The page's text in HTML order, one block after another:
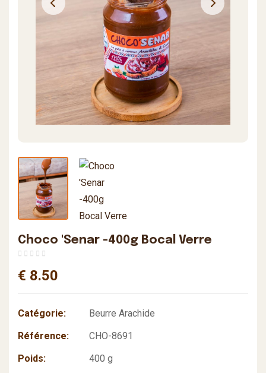
Choco 'Senar -400g Bocal Verre
€ 8.50
Catégorie:
Beurre Arachide
Référence:
CHO-8691
Poids:
400 g